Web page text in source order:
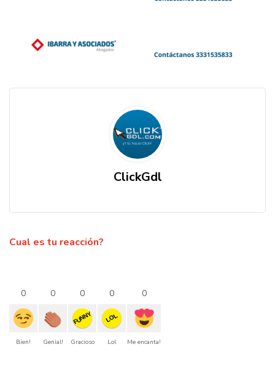
ClickGdl
Cual es tu reacción?
0
Bien!
0
Genial!
0
FUNNY
Gracioso
0
LOL
Lol
0
Me encanta!